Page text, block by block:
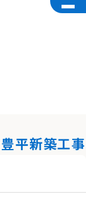
平新築工事